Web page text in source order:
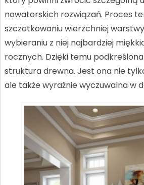
nowatorskich rozwiązań. Proces
szczotkowaniu wierzchniej
wybieraniu z niej najbardziej
rocznych. Dzięki temu
struktura drewna. Jest ona nie
ale także wyraźnie wyczuwalna w